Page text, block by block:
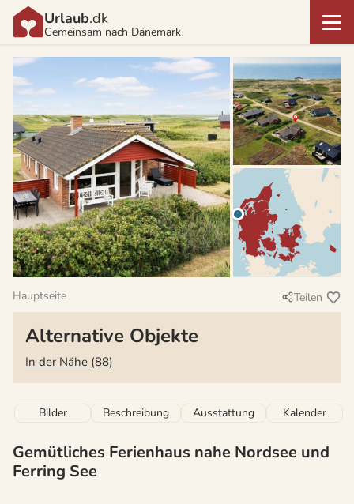
Urlaub.dk
Gemeinsam nach Dänemark
Hauptseite Teilen
Alternative Objekte
In der Nähe (88)
Bilder Beschreibung Ausstattung Kalender
Gemütliches Ferienhaus nahe Nordsee und
Ferring See